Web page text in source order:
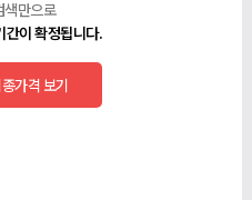
색만으로
간이 확정됩니다.
가격 보기